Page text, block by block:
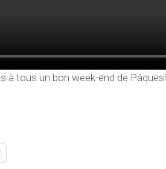
à tous un bon week-end de Pâques!